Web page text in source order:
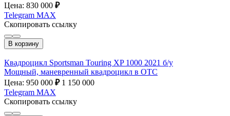
Цена: 830 000 ₽
Telegram MAX
Скопировать ссылку
В корзину
Квадроцикл Sportsman Touring XP 1000 2021 б/у
Мощный, маневренный квадроцикл в ОТС
Цена: 950 000 ₽ 1 150 000
Telegram MAX
Скопировать ссылку